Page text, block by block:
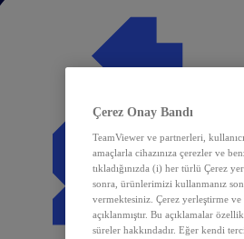
Çerez Onay Bandı
TeamViewer ve partnerleri,
amaçlarla cihazınıza çerezler ve
tıkladığınızda (i) her türlü Çerez
sonra, ürünlerimizi kullanmanız
vermektesiniz. Çerez yerleştirme
açıklanmıştır. Bu açıklamalar
süreler hakkındadır. Eğer kendi